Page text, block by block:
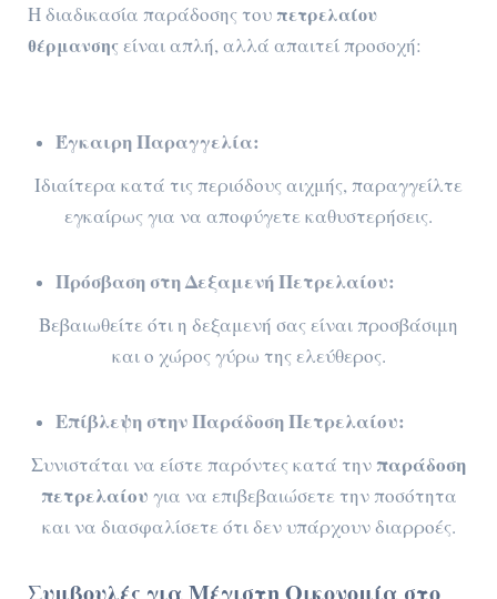
Η διαδικασία παράδοσης του πετρελαίου
θέρμανσηςείναι απλή, αλλά απαιτεί προσοχή:
Έγκαιρη Παραγγελία:
Ιδιαίτερα κατά τις περιόδους αιχμής, παραγγείλτε
εγκαίρως για να αποφύγετε καθυστερήσεις.
Πρόσβαση στη Δεξαμενή Πετρελαίου:
Βεβαιωθείτε ότι η δεξαμενή σας είναι προσβάσιμη
και ο χώρος γύρω της ελεύθερος.
Επίβλεψη στην Παράδοση Πετρελαίου:
Συνιστάται να είστε παρόντες κατά την παράδοση
πετρελαίου για να επιβεβαιώσετε την ποσότητα
και να διασφαλίσετε ότι δεν υπάρχουν διαρροές.